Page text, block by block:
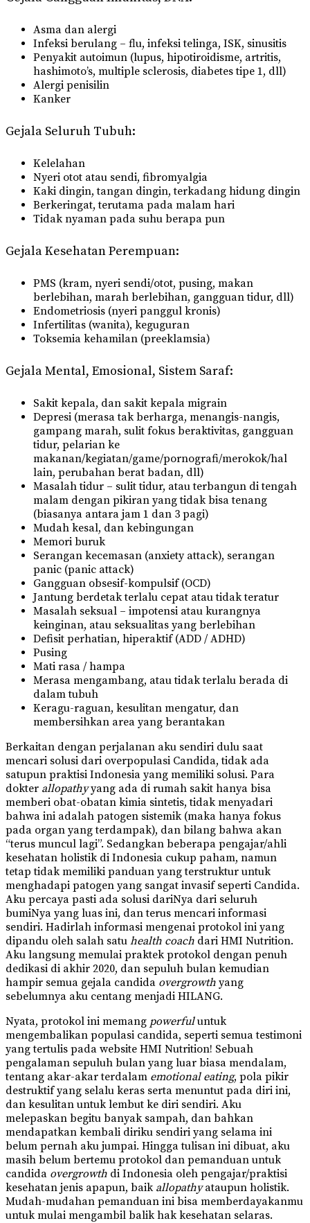
Asma dan alergi
Infeksi berulang – flu, infeksi telinga, ISK, sinusitis
Penyakit autoimun (lupus, hipotiroidisme, artritis,
hashimoto’s, multiple sclerosis, diabetes tipe 1, dll)
Alergi penisilin
Kanker
Gejala Seluruh Tubuh:
Kelelahan
Nyeri otot atau sendi, fibromyalgia
Kaki dingin, tangan dingin, terkadang hidung dingin
Berkeringat, terutama pada malam hari
Tidak nyaman pada suhu berapa pun
Gejala Kesehatan Perempuan:
PMS (kram, nyeri sendi/otot, pusing, makan
berlebihan, marah berlebihan, gangguan tidur, dll)
Endometriosis (nyeri panggul kronis)
Infertilitas (wanita), keguguran
Toksemia kehamilan (preeklamsia)
Gejala Mental, Emosional, Sistem Saraf:
Sakit kepala, dan sakit kepala migrain
Depresi (merasa tak berharga, menangis-nangis,
gampang marah, sulit fokus beraktivitas, gangguan
tidur, pelarian ke
makanan/kegiatan/game/pornografi/merokok/hal
lain, perubahan berat badan, dll)
Masalah tidur – sulit tidur, atau terbangun di tengah
malam dengan pikiran yang tidak bisa tenang
(biasanya antara jam 1 dan 3 pagi)
Mudah kesal, dan kebingungan
Memori buruk
Serangan kecemasan (anxiety attack), serangan
panic (panic attack)
Gangguan obsesif-kompulsif (OCD)
Jantung berdetak terlalu cepat atau tidak teratur
Masalah seksual – impotensi atau kurangnya
keinginan, atau seksualitas yang berlebihan
Defisit perhatian, hiperaktif (ADD / ADHD)
Pusing
Mati rasa / hampa
Merasa mengambang, atau tidak terlalu berada di
dalam tubuh
Keragu-raguan, kesulitan mengatur, dan
membersihkan area yang berantakan
Berkaitan dengan perjalanan aku sendiri dulu saat
mencari solusi dari overpopulasi Candida, tidak ada
satupun praktisi Indonesia yang memiliki solusi. Para
dokter allopathyyang ada di rumah sakit hanya bisa
memberi obat-obatan kimia sintetis, tidak menyadari
bahwa ini adalah patogen sistemik (maka hanya fokus
pada organ yang terdampak), dan bilang bahwa akan
“terus muncul lagi”. Sedangkan beberapa pengajar/ahli
kesehatan holistik di Indonesia cukup paham, namun
tetap tidak memiliki panduan yang terstruktur untuk
menghadapi patogen yang sangat invasif seperti Candida.
Aku percaya pasti ada solusi dariNya dari seluruh
bumiNya yang luas ini, dan terus mencari informasi
sendiri. Hadirlah informasi mengenai protokol ini yang
dipandu oleh salah satu health coach dari HMI Nutrition.
Aku langsung memulai praktek protokol dengan penuh
dedikasi di akhir 2020, dan sepuluh bulan kemudian
hampir semua gejala candida overgrowth yang
sebelumnya aku centang menjadi HILANG.
Nyata, protokol ini memang powerfuluntuk
mengembalikan populasi candida, seperti semua testimoni
yang tertulis pada website HMI Nutrition! Sebuah
pengalaman sepuluh bulan yang luar biasa mendalam,
tentang akar-akar terdalam emotional eating, pola pikir
destruktif yang selalu keras serta menuntut pada diri ini,
dan kesulitan untuk lembut ke diri sendiri. Aku
melepaskan begitu banyak sampah, dan bahkan
mendapatkan kembali diriku sendiri yang selama ini
belum pernah aku jumpai. Hingga tulisan ini dibuat, aku
masih belum bertemu protokol dan pemanduan untuk
candida overgrowth di Indonesia oleh pengajar/praktisi
kesehatan jenis apapun, baik allopathyataupun holistik.
Mudah-mudahan pemanduan ini bisa memberdayakanmu
untuk mulai mengambil balik hak kesehatan selaras.